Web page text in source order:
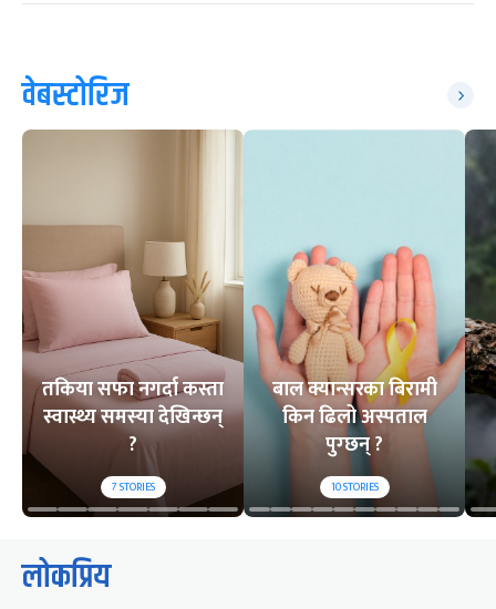
वेबस्टोरिज
तकिया सफा नगर्दा कस्ता
स्वास्थ्य समस्या देखिन्छन्
?
7STORIES
बाल क्यान्सरका बिरामी
किन ढिलो अस्पताल
पुग्छन् ?
10STORIES
लोकप्रिय